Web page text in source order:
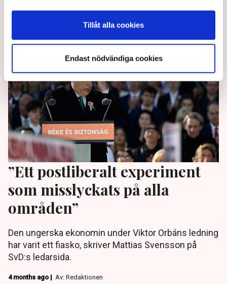
Tillåt alla cookies
Endast nödvändiga cookies
Av: Redaktionen
”Ett postliberalt experiment
som misslyckats på alla
områden”
Den ungerska ekonomin under Viktor Orbáns ledning
har varit ett fiasko, skriver Mattias Svensson på
SvD:s ledarsida.
4 months ago | Av: Redaktionen